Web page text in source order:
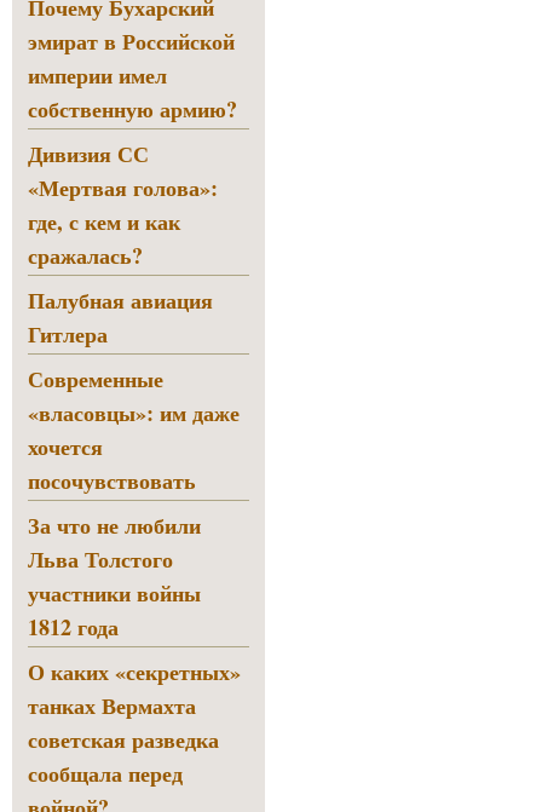
Почему Бухарский
эмират в Российской
империи имел
собственную армию?
Дивизия СС
«Мертвая голова»:
где, с кем и как
сражалась?
Палубная авиация
Гитлера
Современные
«власовцы»: им даже
хочется
посочувствовать
За что не любили
Льва Толстого
участники войны
1812 года
О каких «секретных»
танках Вермахта
советская разведка
сообщала перед